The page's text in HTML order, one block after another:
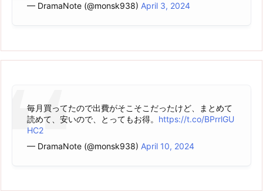
— DramaNote (@monsk938) April 3, 2024
毎月買ってたので出費がそこそこだったけど、まとめて
読めて、安いので、とってもお得。 https://t.co/BPrrlGU
HC2
— DramaNote (@monsk938) April 10, 2024